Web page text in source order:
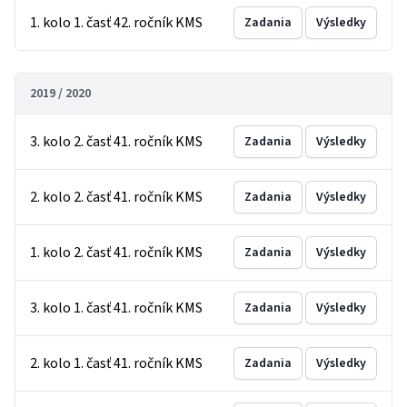
1. kolo 1. časť 42. ročník KMS Zadania Výsledky
2019 / 2020
3. kolo 2. časť 41. ročník KMS Zadania Výsledky
2. kolo 2. časť 41. ročník KMS Zadania Výsledky
1. kolo 2. časť 41. ročník KMS Zadania Výsledky
3. kolo 1. časť 41. ročník KMS Zadania Výsledky
2. kolo 1. časť 41. ročník KMS Zadania Výsledky